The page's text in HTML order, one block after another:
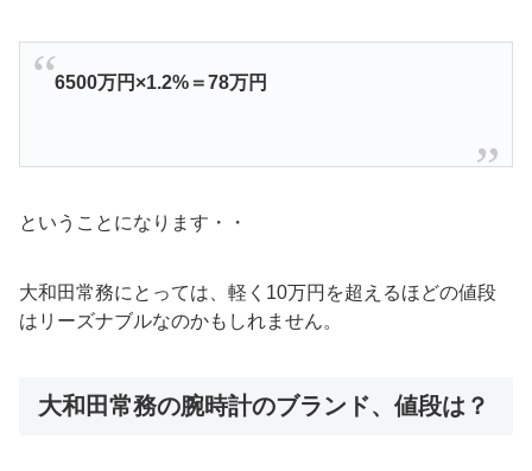
6500万円×1.2%＝78万円
ということになります・・
大和田常務にとっては、軽く10万円を超えるほどの値段
はリーズナブルなのかもしれません。
大和田常務の腕時計のブランド、値段は？